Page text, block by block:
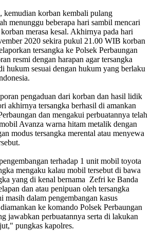
kemudian korban kembali pulang
menunggu beberapa hari sambil mencari
merasa kesal. Akhirnya pada hari
2020 sekira pukul 21.00 WIB korban
tersangka ke Polsek Perbaungan
resmi dengan harapan agar tersangka
hukum sesuai dengan hukum yang berlaku
pengaduan dari korban dan hasil lidik
akhirnya tersangka berhasil di amankan
dan mengakui perbuatannya telah
Avanza warna hitam metalik dengan
modus tersangka merental atau menyewa
terhadap 1 unit mobil toyota
mengaku kalau mobil tersebut di bawa
yang di kenal bernama Zefri ke Banda
dan atau penipuan oleh tersangka
masih dalam pengembangan kasus
ke komando Polsek Perbaungan
jawabkan perbuatannya serta di lakukan
pungkas kapolres.